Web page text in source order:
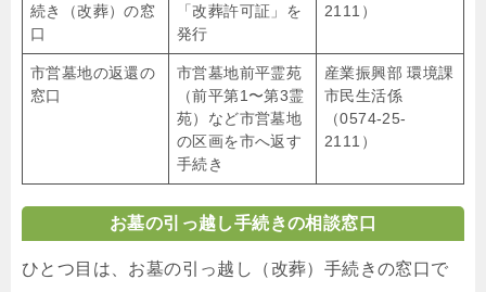
続き（改葬）の窓
口
「改葬許可証」を
発行
2111）
市営墓地の返還の
窓口
市営墓地前平霊苑
（前平第1〜第3霊
苑）など市営墓地
の区画を市へ返す
手続き
産業振興部 環境課
市民生活係
（0574-25-
2111）
お墓の引っ越し手続きの相談窓口
ひとつ目は、お墓の引っ越し（改葬）手続きの窓口で